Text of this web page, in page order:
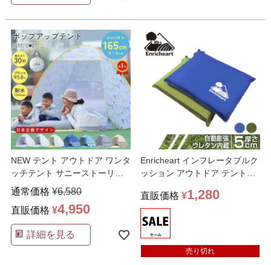
NEW テント アウトドア ワンタ
ッチテント サニーストーリー
簡単 軽量 日よ…
通常価格 ¥6,580
直販価格 ¥4,950
詳細を見る
Enricheart インフレータブルク
ッション アウトドア テントク
直販価格 ¥1,280
売り切れ